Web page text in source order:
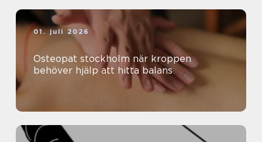
01. juli 2026
Osteopat stockholm när kroppen
behöver hjälp att hitta balans